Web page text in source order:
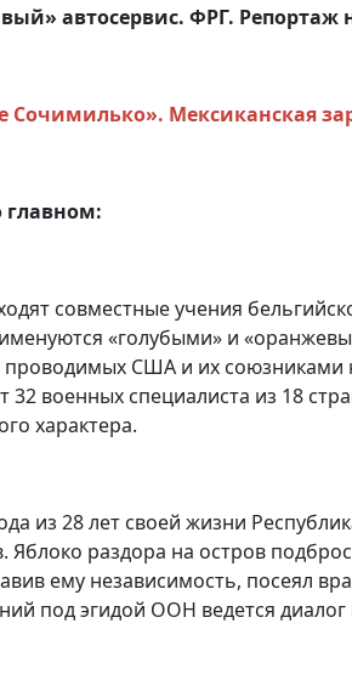
автосервис. ФРГ. Репортаж
Сочимилько». Мексиканская
главном:
совместные учения
«голубыми» и
США и их союзниками
32 военных специалиста из 18
характера.
из 28 лет своей жизни
Яблоко раздора на остров
ему независимость, посеял
под эгидой ООН ведется